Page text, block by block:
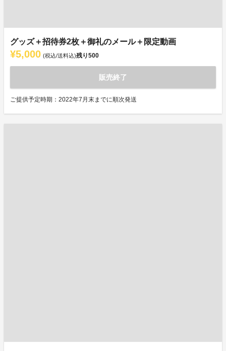
グッズ＋招待券2枚＋御礼のメール＋限定動画
¥5,000 (税込/送料込)残り500
販売終了
ご提供予定時期：2022年7月末までに順次発送